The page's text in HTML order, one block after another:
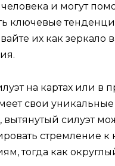
и могут
ключевые
их как зеркало
на картах или в
свои уникальные
силуэт
стремление к
тогда как